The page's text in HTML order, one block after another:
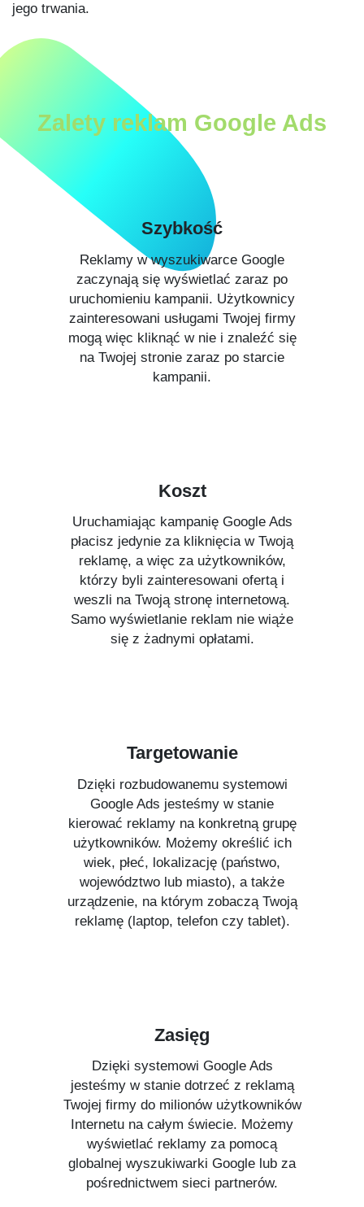
jego trwania.
Zalety reklam Google Ads
Szybkość
Reklamy w wyszukiwarce Google
zaczynają się wyświetlać zaraz po
uruchomieniu kampanii. Użytkownicy
zainteresowani usługami Twojej firmy
mogą więc kliknąć w nie i znaleźć się
na Twojej stronie zaraz po starcie
kampanii.
Koszt
Uruchamiając kampanię Google Ads
płacisz jedynie za kliknięcia w Twoją
reklamę, a więc za użytkowników,
którzy byli zainteresowani ofertą i
weszli na Twoją stronę internetową.
Samo wyświetlanie reklam nie wiąże
się z żadnymi opłatami.
Targetowanie
Dzięki rozbudowanemu systemowi
Google Ads jesteśmy w stanie
kierować reklamy na konkretną grupę
użytkowników. Możemy określić ich
wiek, płeć, lokalizację (państwo,
województwo lub miasto), a także
urządzenie, na którym zobaczą Twoją
reklamę (laptop, telefon czy tablet).
Zasięg
Dzięki systemowi Google Ads
jesteśmy w stanie dotrzeć z reklamą
Twojej firmy do milionów użytkowników
Internetu na całym świecie. Możemy
wyświetlać reklamy za pomocą
globalnej wyszukiwarki Google lub za
pośrednictwem sieci partnerów.